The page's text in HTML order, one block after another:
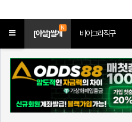
Toggle[야설]썰게
N
비아그라직구